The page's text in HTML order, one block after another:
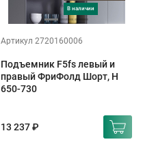
в наличии
Артикул 2720160006
Подъемник F5fs левый и
правый ФриФолд Шорт, H
650-730
13 237 ₽